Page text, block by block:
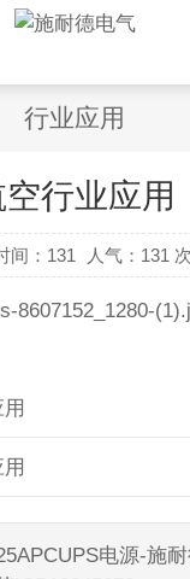
行业应用
空行业应用
间：131 人气： 131 次
电源-施